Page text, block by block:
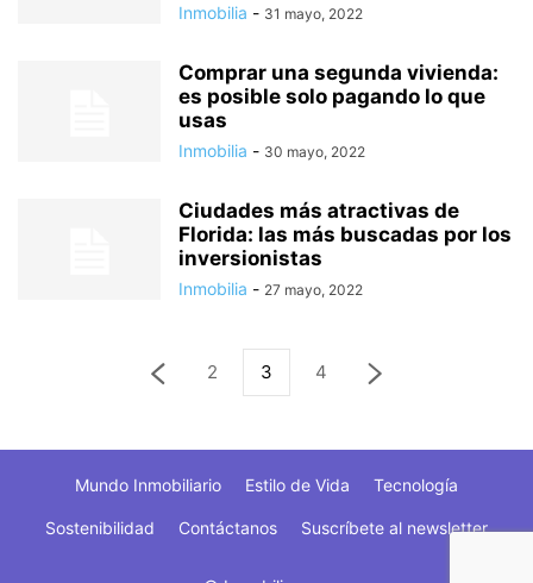
Inmobilia - 31 mayo, 2022
Comprar una segunda vivienda:
es posible solo pagando lo que
usas
Inmobilia - 30 mayo, 2022
Ciudades más atractivas de
Florida: las más buscadas por los
inversionistas
Inmobilia - 27 mayo, 2022
2 3 4
Mundo Inmobiliario Estilo de Vida Tecnología
Sostenibilidad Contáctanos Suscríbete al newsletter